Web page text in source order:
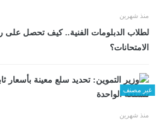
منذ شهرين
لطلاب الدبلومات الفنية.. كيف تحصل على
الامتحانات؟
غير مصنف
منذ شهرين